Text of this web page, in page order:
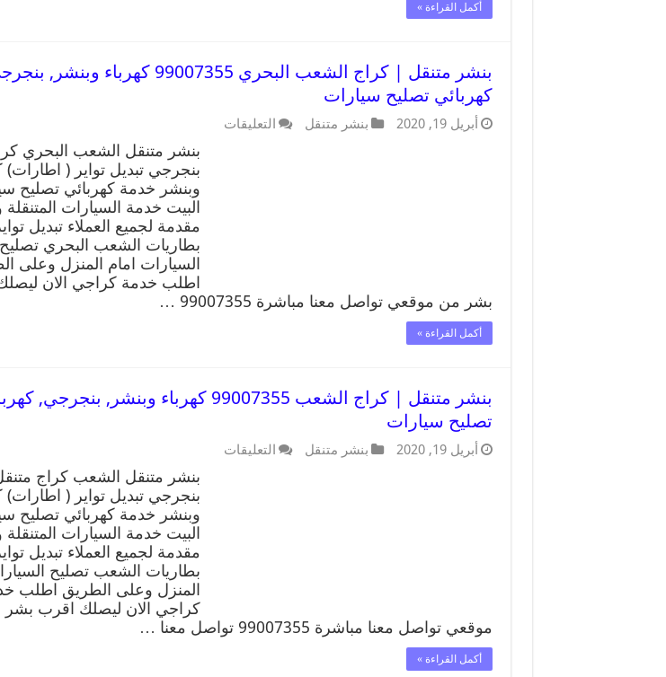
أكمل القراءة »
بنشر متنقل | كراج الشعب البحري 99007355 كهرباء وبنشر,
كهربائي تصليح سيارات
أبريل 19, 2020 بنشر متنقل التعليقات
بنشر متنقل الشعب البحري
بنجرجي تبديل تواير ( اطارات)
وبنشر خدمة كهربائي تصليح
البيت خدمة السيارات
مقدمة لجميع العملاء تبديل
بطاريات الشعب البحري تصليح
السيارات امام المنزل وعلى
اطلب خدمة كراجي الان
بشر من موقعي تواصل معنا مباشرة 99007355 …
أكمل القراءة »
بنشر متنقل | كراج الشعب 99007355 كهرباء وبنشر, بنجرجي,
تصليح سيارات
أبريل 19, 2020 بنشر متنقل التعليقات
بنشر متنقل الشعب كراج
بنجرجي تبديل تواير ( اطارات)
وبنشر خدمة كهربائي تصليح
البيت خدمة السيارات
مقدمة لجميع العملاء تبديل
بطاريات الشعب تصليح
المنزل وعلى الطريق اطلب
كراجي الان ليصلك اقرب
موقعي تواصل معنا مباشرة 99007355 تواصل معنا …
أكمل القراءة »